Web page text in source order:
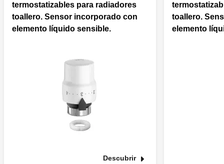
termostatizables para radiadores
toallero. Sensor incorporado con
elemento líquido sensible.
Descubrir
toallero.
elemento